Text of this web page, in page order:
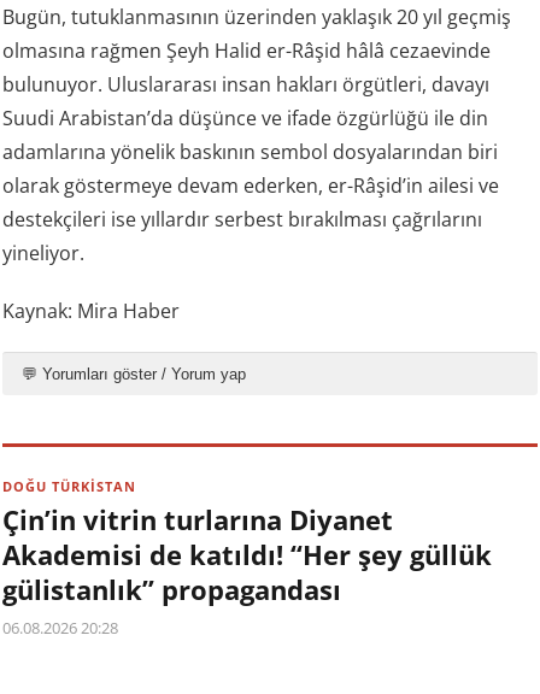
Bugün, tutuklanmasının üzerinden yaklaşık 20 yıl geçmiş
olmasına rağmen Şeyh Halid er-Râşid hâlâ cezaevinde
bulunuyor. Uluslararası insan hakları örgütleri, davayı
Suudi Arabistan’da düşünce ve ifade özgürlüğü ile din
adamlarına yönelik baskının sembol dosyalarından biri
olarak göstermeye devam ederken, er-Râşid’in ailesi ve
destekçileri ise yıllardır serbest bırakılması çağrılarını
yineliyor.
Kaynak: Mira Haber
💬 Yorumları göster / Yorum yap
DOĞU TÜRKİSTAN
Çin’in vitrin turlarına Diyanet
Akademisi de katıldı! “Her şey güllük
gülistanlık” propagandası
06.08.2026 20:28